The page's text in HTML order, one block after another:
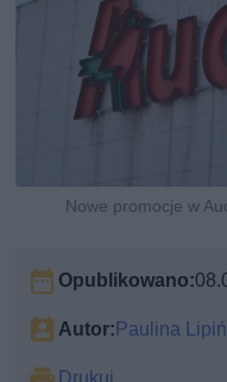
Nowe promocje w
Opublikowano:
Autor:Paulina
Drukuj